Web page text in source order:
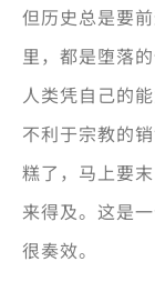
但历史总是要
里，都是堕落
人类凭自己的
不利于宗教的
糕了，马上要
来得及。这是
很奏效。